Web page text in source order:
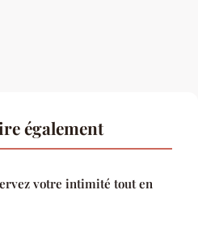
également
votre intimité tout en